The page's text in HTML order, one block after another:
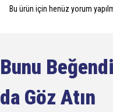
Bu ürün için henüz yorum
Bunu
da Göz Atın